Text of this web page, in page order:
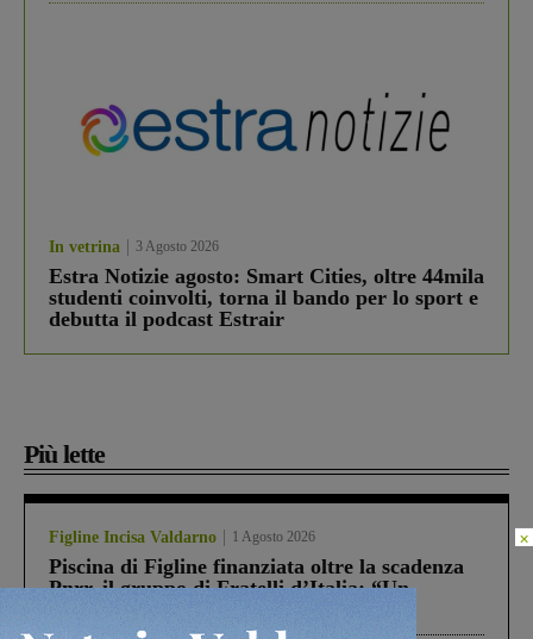
In vetrina 3 Agosto 2026
Estra Notizie agosto: Smart Cities, oltre 44mila
studenti coinvolti, torna il bando per lo sport e
debutta il podcast Estrair
Più lette
Figline Incisa Valdarno 1 Agosto 2026
Piscina di Figline finanziata oltre la scadenza
Pnrr, il gruppo di Fratelli d’Italia: “Un
×